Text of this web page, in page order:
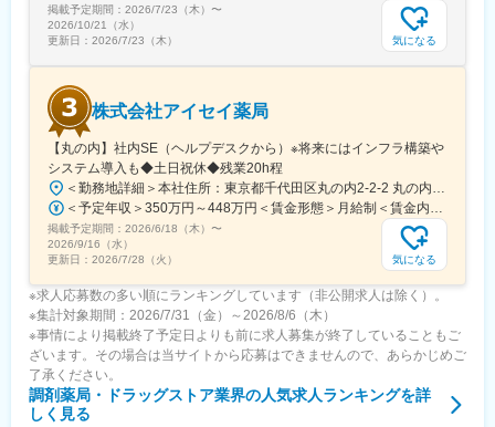
掲載予定期間： 2026/7/23（木） 〜
2026/10/21（水）
更新日： 2026/7/23（木） 気になる
株式会社アイセイ薬局
【丸の内】社内SE（ヘルプデスクから）※将来にはインフラ構築や
システム導入も◆土日祝休◆残業20h程
＜勤務地詳細＞本社住所：東京都千代田区丸の内2-2-2 丸の内三井ビルディング勤務地最寄駅：東京メトロ千代田線／二重橋前駅受動喫煙対策：屋内全面禁煙変更の範囲：会社の定める事業所
＜予定年収＞350万円～448万円＜賃金形態＞月給制＜賃金内訳＞月額（基本給）：218,750円～280,000円＜月給＞218,750円～280,000円＜昇給有無＞有＜残業手当＞有＜給与補足＞※前職、能力、年齢を考慮の上、決定■昇給：年1回■賞与：年2回※実績基本給×4か月賃金はあくまでも目安の金額であり、選考を通じて上下する可能性があります。月給(月額)は固定手当を含めた表記です。
掲載予定期間： 2026/6/18（木） 〜
2026/9/16（水）
更新日： 2026/7/28（火） 気になる
※求人応募数の多い順にランキングしています（非公開求人は除く）。
※集計対象期間：2026/7/31（金）～2026/8/6（木）
※事情により掲載終了予定日よりも前に求人募集が終了していることもご
ざいます。その場合は当サイトから応募はできませんので、あらかじめご
了承ください。
調剤薬局・ドラッグストア業界の人気求人ランキングを詳
しく見る